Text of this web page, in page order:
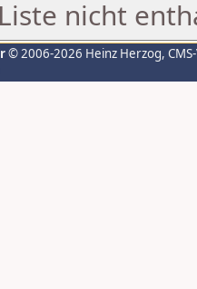
nicht
© 2006-2026 Heinz Herzog,